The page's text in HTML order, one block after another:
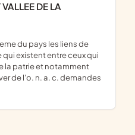
existent entre ceux qui
la patrie et notamment
de l'o. n. a. c. demandes